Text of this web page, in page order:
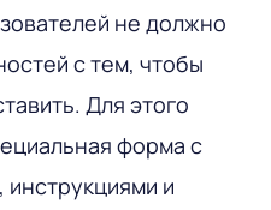
не должно
с тем, чтобы
Для этого
форма с
инструкциями и